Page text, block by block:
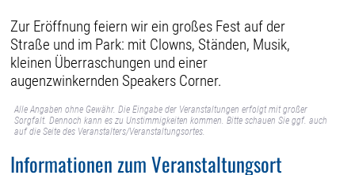
Zur Eröffnung feiern wir ein großes Fest auf der
Straße und im Park: mit Clowns, Ständen, Musik,
kleinen Überraschungen und einer
augenzwinkernden Speakers Corner.
Alle Angaben ohne Gewähr. Die Eingabe der Veranstaltungen erfolgt mit großer
Sorgfalt. Dennoch kann es zu Unstimmigkeiten kommen. Bitte schauen Sie ggf. auch
auf die Seite des Veranstalters/Veranstaltungsortes.
Informationen zum Veranstaltungsort